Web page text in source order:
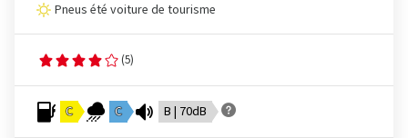
Pneus été voiture de tourisme
(5)
C C B | 70dB